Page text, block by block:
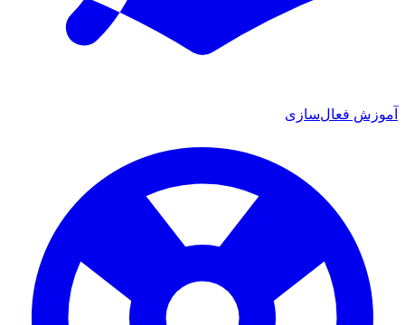
فعال‌سازی